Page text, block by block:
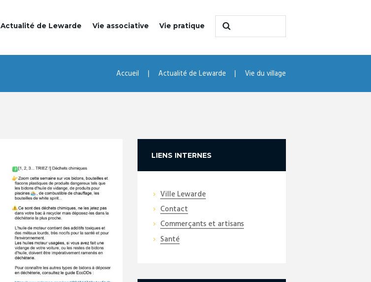
Actualité de Lewarde Vie associative Vie pratique
Accueil Actualité de Lewarde Vie du village
LIENS INTERNES
Ville Lewarde
Contact
Commerçants et artisans
Santé